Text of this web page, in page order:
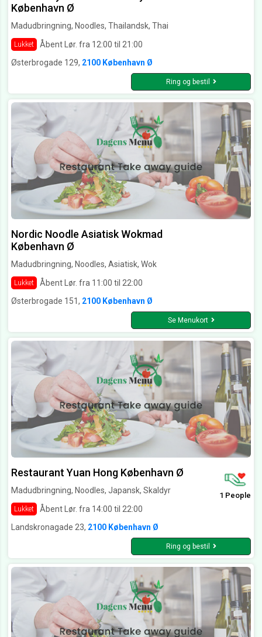
København Ø
Madudbringning, Noodles, Thailandsk, Thai
Lukket
Åbent Lør. fra 12:00 til 21:00
Østerbrogade 129, 2100 København Ø
Ring og bestil
Nordic Noodle Asiatisk Wokmad
København Ø
Madudbringning, Noodles, Asiatisk, Wok
Lukket
Åbent Lør. fra 11:00 til 22:00
Østerbrogade 151, 2100 København Ø
Se Menukort
Restaurant Yuan Hong København Ø
Madudbringning, Noodles, Japansk, Skaldyr
Lukket Åbent Lør. fra 14:00 til 22:00
1 People
Landskronagade 23, 2100 København Ø
Ring og bestil